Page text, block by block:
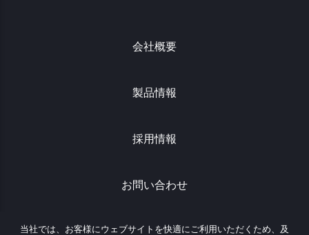
会社概要
製品情報
採用情報
お問い合わせ
プライバシーポリシー
当社では、お客様にウェブサイトを快適にご利用いただくため、及